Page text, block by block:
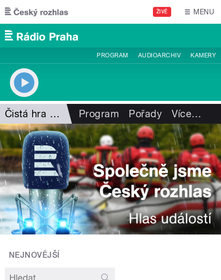
Přejít k hlavnímu obsahu
ŽIVĚ MENU
PROGRAM AUDIOARCHIV KAMERY
Čistá hra Martina Procházky Program Pořady Více…
NEJNOVĚJŠÍ